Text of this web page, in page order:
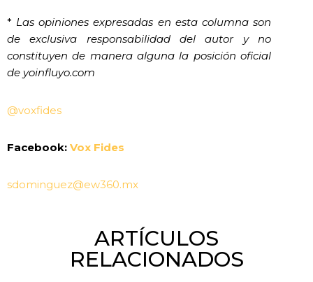
* Las opiniones expresadas en esta columna son
de exclusiva responsabilidad del autor y no
constituyen de manera alguna la posición oficial
de yoinfluyo.com
@voxfides
Facebook: Vox Fides
sdominguez@ew360.mx
ARTÍCULOS
RELACIONADOS